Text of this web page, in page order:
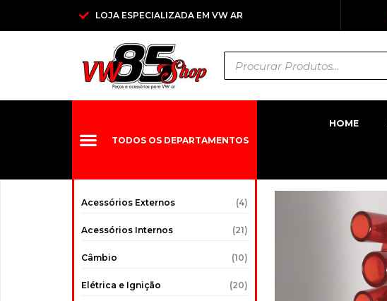
LOJA ESPECIALIZADA EM VW AR
Pesquisar
produtos
TODOS OS DEPARTAMENTOS
HOME
Acessórios Externos (4)
Acessórios Internos (21)
Câmbio (10)
Elétrica e Ignição (20)